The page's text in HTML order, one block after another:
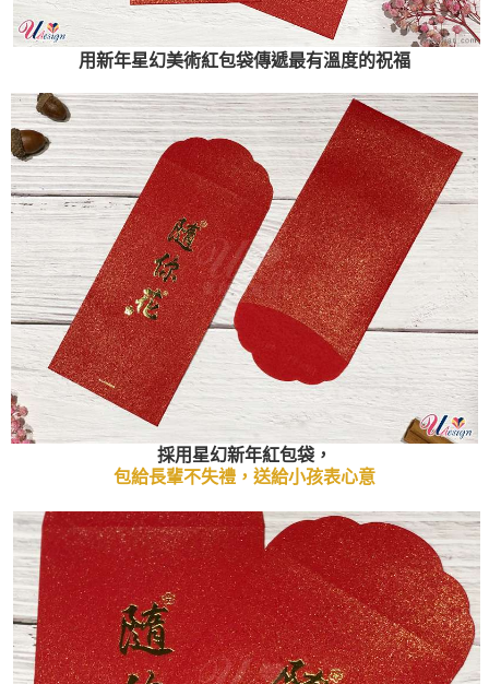
用新年星幻美術紅包袋傳遞最有溫度的祝福
採用星幻新年紅包袋，
包給長輩不失禮，送給小孩表心意